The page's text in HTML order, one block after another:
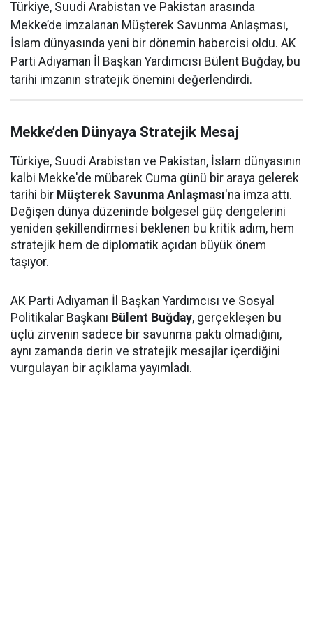
Türkiye, Suudi Arabistan ve Pakistan arasında
Mekke’de imzalanan Müşterek Savunma Anlaşması,
İslam dünyasında yeni bir dönemin habercisi oldu. AK
Parti Adıyaman İl Başkan Yardımcısı Bülent Buğday, bu
tarihi imzanın stratejik önemini değerlendirdi.
Mekke’den Dünyaya Stratejik Mesaj
Türkiye, Suudi Arabistan ve Pakistan, İslam dünyasının
kalbi Mekke'de mübarek Cuma günü bir araya gelerek
tarihi bir Müşterek Savunma Anlaşması'na imza attı.
Değişen dünya düzeninde bölgesel güç dengelerini
yeniden şekillendirmesi beklenen bu kritik adım, hem
stratejik hem de diplomatik açıdan büyük önem
taşıyor.
AK Parti Adıyaman İl Başkan Yardımcısı ve Sosyal
Politikalar Başkanı Bülent Buğday, gerçekleşen bu
üçlü zirvenin sadece bir savunma paktı olmadığını,
aynı zamanda derin ve stratejik mesajlar içerdiğini
vurgulayan bir açıklama yayımladı.